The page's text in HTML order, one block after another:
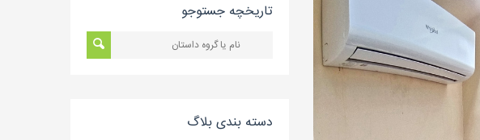
تاریخچه جستوجو
دسته بندی بلاگ